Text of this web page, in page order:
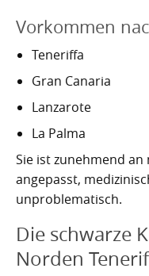
Vorkommen
Teneriffa
Gran Canaria
Lanzarote
La Palma
Sie ist zunehmend
angepasst,
unproblematisch.
Die schwarze
Norden